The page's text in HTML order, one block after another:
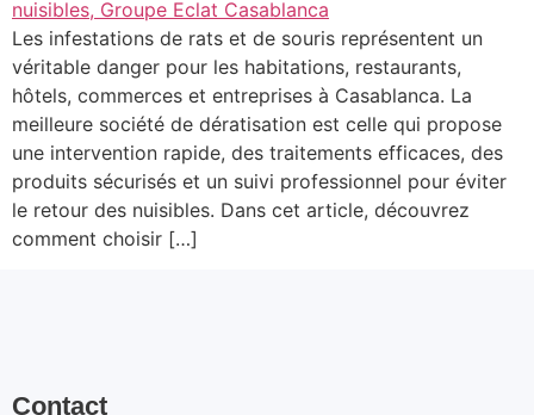
Les infestations de rats et de souris représentent un
véritable danger pour les habitations, restaurants,
hôtels, commerces et entreprises à Casablanca. La
meilleure société de dératisation est celle qui propose
une intervention rapide, des traitements efficaces, des
produits sécurisés et un suivi professionnel pour éviter
le retour des nuisibles. Dans cet article, découvrez
comment choisir […]
Contact